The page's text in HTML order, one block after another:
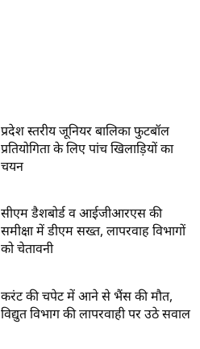
प्रदेश स्तरीय जूनियर बालिका फुटबॉल
प्रतियोगिता के लिए पांच खिलाड़ियों का
चयन
सीएम डैशबोर्ड व आईजीआरएस की
समीक्षा में डीएम सख्त, लापरवाह विभागों
को चेतावनी
करंट की चपेट में आने से भैंस की मौत,
विद्युत विभाग की लापरवाही पर उठे सवाल